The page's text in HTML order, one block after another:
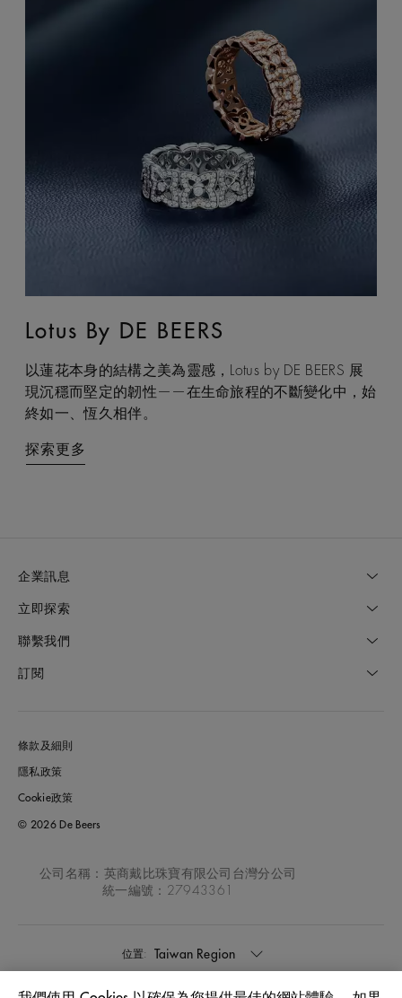
Lotus By DE BEERS
以蓮花本身的結構之美為靈感，Lotus by DE BEERS 展
現沉穩而堅定的韌性——在生命旅程的不斷變化中，始
終如一、恆久相伴。
探索更多
Talisman
Talisman 系列巧妙融合鑽石原石與拋光鑽石的獨特感官
互動，體現了大地令人著迷的力量，成為代表守護和雙
重能量的現代象徵。
探索更多
企業訊息
立即探索
聯繫我們
訂閱
條款及細則
隱私政策
Cookie政策
© 2026 De Beers
公司名稱：英商戴比珠寶有限公司台灣分公司
統一編號：27943361
位置: Taiwan Region